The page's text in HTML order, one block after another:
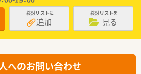
検討リストに
追加
検討リストを
見る
へのお問い合わせ